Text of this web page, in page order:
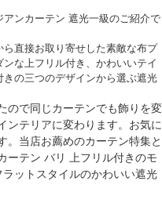
ンカーテン 遮光一級のご紹介で
直接お取り寄せした素敵な布プ
な上フリル付き、かわいいテイ
の三つのデザインから選ぶ遮光
ので同じカーテンでも飾りを変
ンテリアに変わります。お気に
。当店お薦めのカーテン特集と
ーテン バリ 上フリル付きのモ
ットスタイルのかわいい遮光